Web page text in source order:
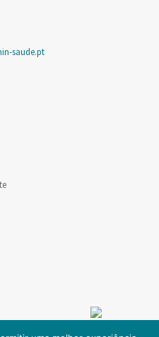
saude.pt